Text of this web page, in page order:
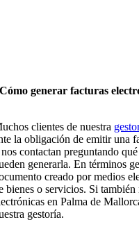
Cómo generar facturas
clientes de nuestra
la obligación de emitir una
contactan preguntando
generarla. En términos
creado por medios
bienes o servicios. Si
en Palma de
gestoría.